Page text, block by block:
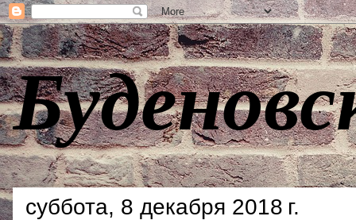
суббота, 8 декабря 2018 г.